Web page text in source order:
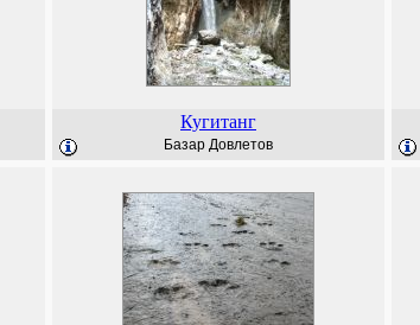
Кугитанг
Базар Довлетов